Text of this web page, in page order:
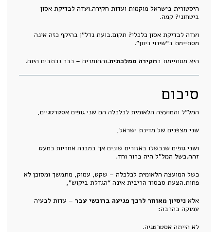
היסטורית בישראל מוקמות ועדות חקירה.ועדה לבדיקת אסון
ביטחוני? קמה.
ועדה לבדיקת אסון כלכלי? תקום.בועת נדל"ן בהיקף כזה אינה
מסתיימת ב“שינוי כיוון”.
היא מסתיימת בחקירה ממלכתית.והחומרים – כבר נכתבים היום.
סיכום
המל"ל והמועצה הלאומית לכלכלה הם שני גופים אסטרטגיים,
שני מצפנים של מדינת ישראל,
ושני גופים שנכשלו באזורים שונים אך במבנה אחריות כמעט
זהה.כשל המל"ל היה ברור וחד.
כשל המועצה הלאומית לכלכלה – שקט, עמוק, מתמשך ומסוכן לא
פחות.הצעת סבסוד הריבית אינה “הגדלת ביקוש”,
אלא ניסיון מאוחר לרכך פגיעה ברוכשי עבר – עדות לבעיה
עמוקה בהרבה:
לא הייתה אסטרטגיה.